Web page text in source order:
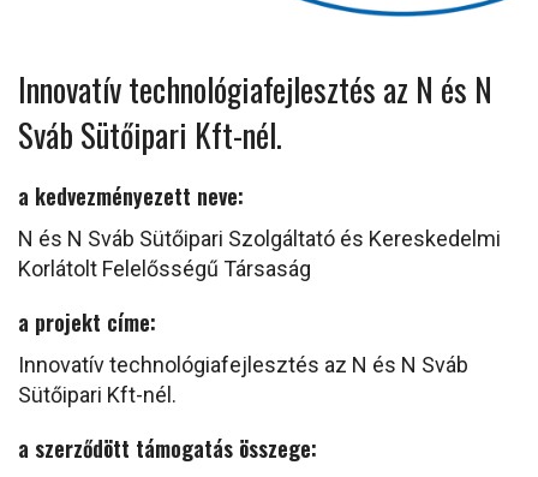
Innovatív technológiafejlesztés az N és N
Sváb Sütőipari Kft-nél.
a kedvezményezett neve:
N és N Sváb Sütőipari Szolgáltató és Kereskedelmi
Korlátolt Felelősségű Társaság
a projekt címe:
Innovatív technológiafejlesztés az N és N Sváb
Sütőipari Kft-nél.
a szerződött támogatás összege: